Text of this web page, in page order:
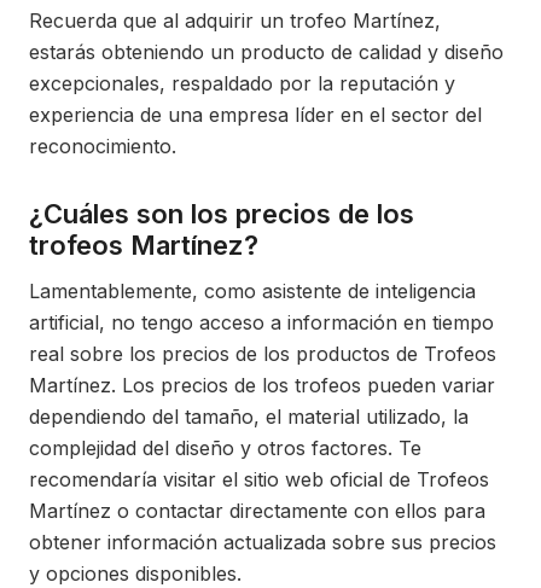
Recuerda que al adquirir un trofeo Martínez,
estarás obteniendo un producto de calidad y diseño
excepcionales, respaldado por la reputación y
experiencia de una empresa líder en el sector del
reconocimiento.
¿Cuáles son los precios de los
trofeos Martínez?
Lamentablemente, como asistente de inteligencia
artificial, no tengo acceso a información en tiempo
real sobre los precios de los productos de Trofeos
Martínez. Los precios de los trofeos pueden variar
dependiendo del tamaño, el material utilizado, la
complejidad del diseño y otros factores. Te
recomendaría visitar el sitio web oficial de Trofeos
Martínez o contactar directamente con ellos para
obtener información actualizada sobre sus precios
y opciones disponibles.